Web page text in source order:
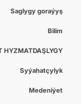
Saglygy goraýyş
Bilim
HYZMATDAŞLYGY
Syýahatçylyk
Medeniýet